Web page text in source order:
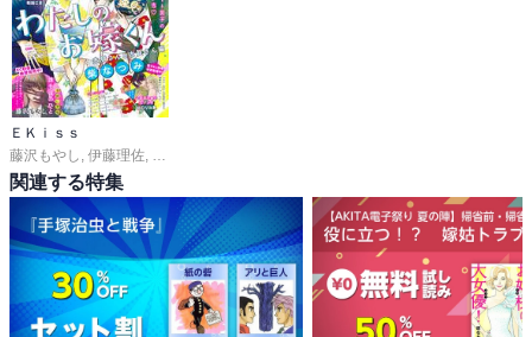
ＥＫｉｓｓ
藤沢もやし , 伊藤理佐, 柴なつみ
関連する特集